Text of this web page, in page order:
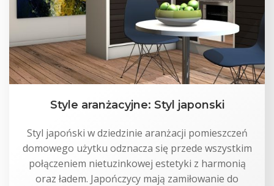
Style aranżacyjne: Styl japonski
Styl japoński w dziedzinie aranżacji pomieszczeń
domowego użytku odznacza się przede wszystkim
połączeniem nietuzinkowej estetyki z harmonią
oraz ładem. Japończycy mają zamiłowanie do